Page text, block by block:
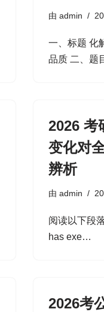
由 admin
一、标题 化
品质 二、题
2026 考
变化对
辨析
由 admin
阅读以下段
has exe…
2026考